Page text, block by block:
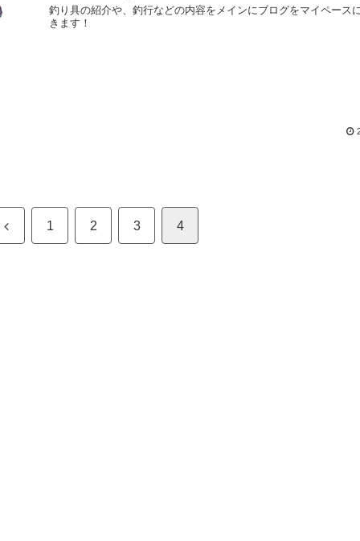
釣り具の紹介や、釣行などの内容をメインにブログをマイペース
きます！​
1 2 3 4